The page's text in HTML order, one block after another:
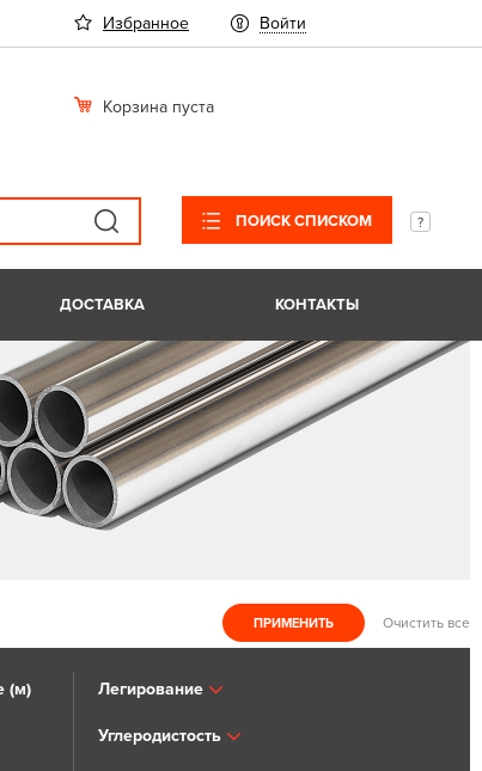
Избранное Войти
Корзина пуста
ПОИСК СПИСКОМ
ДОСТАВКА КОНТАКТЫ
Очистить все
(м) Легирование
Углеродистость